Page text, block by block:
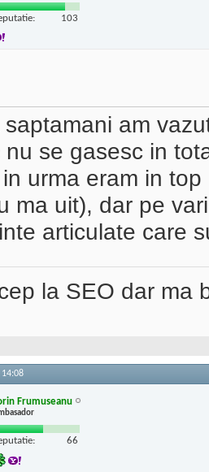
103
am
nu se gasesc in
urma eram in
ma uit), dar pe
articulate care
la SEO dar ma
14:08
Frumuseanu
66